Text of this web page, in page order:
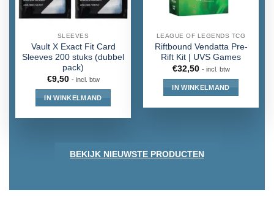
SLEEVES
Vault X Exact Fit Card
Sleeves 200 stuks (dubbel
pack)
€9,50 - incl. btw
IN WINKELMAND
LEAGUE OF LEGENDS TCG
Riftbound Vendatta Pre-
Rift Kit | UVS Games
€32,50 - incl. btw
IN WINKELMAND
BEKIJK NIEUWSTE PRODUCTEN